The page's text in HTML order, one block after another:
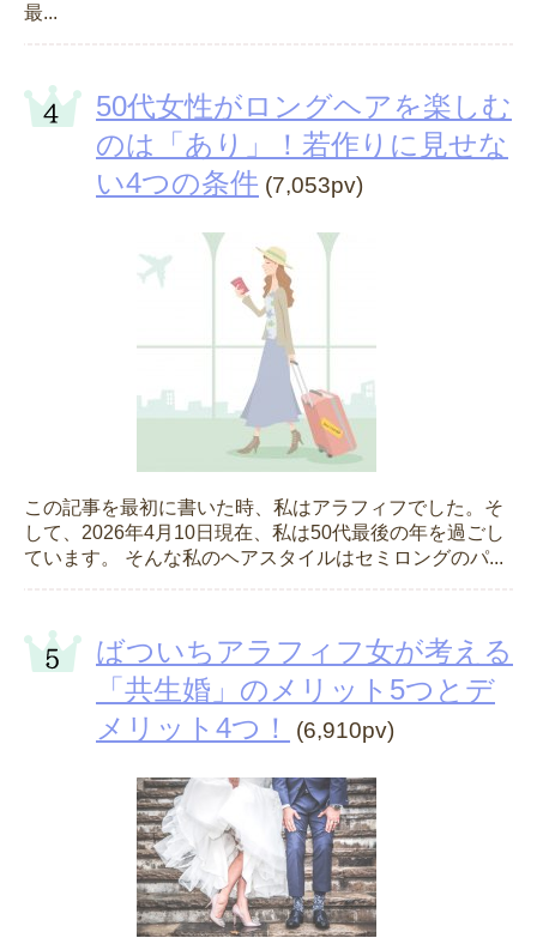
最...
50代女性がロングヘアを楽しむ
のは「あり」！若作りに見せな
い4つの条件 (7,053pv)
この記事を最初に書いた時、私はアラフィフでした。そ
して、2026年4月10日現在、私は50代最後の年を過ごし
ています。 そんな私のヘアスタイルはセミロングのパ...
ばついちアラフィフ女が考える
「共生婚」のメリット5つとデ
メリット4つ！
(6,910pv)